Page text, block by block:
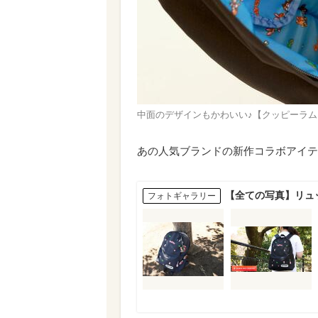
中面のデザインもかわいい♪【クッピーラ
あの人気ブランドの新作コラボアイ
フォトギャラリー 【全ての写真】リ